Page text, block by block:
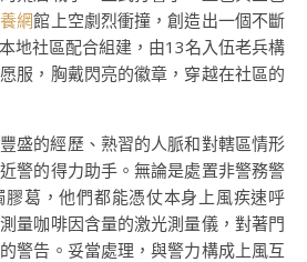
網館上空劇烈衝撞，創造出一個不斷
地社區配合組建，由13名入伍老兵構
服，胸戴閃亮的徽章，穿越在社區的
盛的經歷、熟習的人脈和對轄區情形
警的得力助手。無論是處置非警務警
葛，他們都能憑仗本身上風疾速呼
量咖啡因含量的激光測量儀，對著門
警告。妥當處理，與警力構成上風互